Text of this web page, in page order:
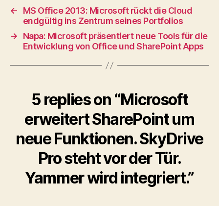
←
MS Office 2013: Microsoft rückt die Cloud
endgültig ins Zentrum seines Portfolios
→
Napa: Microsoft präsentiert neue Tools für die
Entwicklung von Office und SharePoint Apps
5 replies on “Microsoft
erweitert SharePoint um
neue Funktionen. SkyDrive
Pro steht vor der Tür.
Yammer wird integriert.”